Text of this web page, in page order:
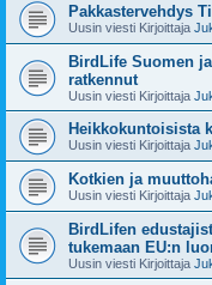
Pakkastervehdys
Uusin viesti Kirjoittaja
BirdLife Suomen
ratkennut
Uusin viesti Kirjoittaja
Heikkokuntoisista
Uusin viesti Kirjoittaja
Kotkien ja
Uusin viesti Kirjoittaja
BirdLifen
tukemaan EU:n
Uusin viesti Kirjoittaja